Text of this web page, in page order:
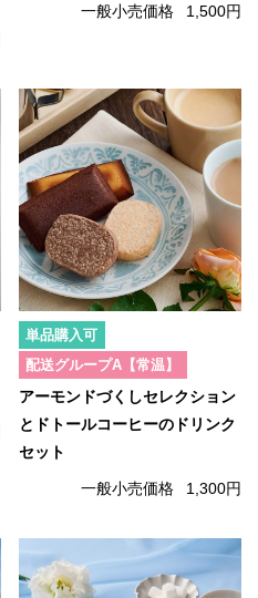
一般小売価格 1,500円
単品購入可
配送グループA【常温】
アーモンドづくしセレクション
とドトールコーヒーのドリンク
セット
一般小売価格 1,300円